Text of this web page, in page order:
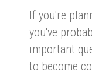
If you're
you've
important
to become